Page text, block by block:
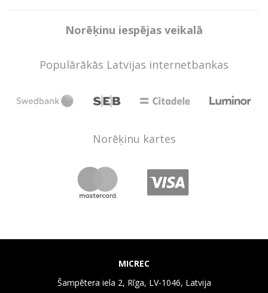
Norēķinu iespējas veikalā
Populārākās Latvijas internetbankas
Norēķinu kartes
MICREC
Šampētera iela 2, Rīga, LV-1046, Latvija